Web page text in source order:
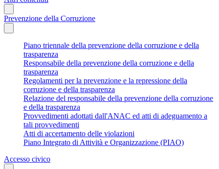
Prevenzione della Corruzione
Piano triennale della prevenzione della corruzione e della
trasparenza
Responsabile della prevenzione della corruzione e della
trasparenza
Regolamenti per la prevenzione e la repressione della
corruzione e della trasparenza
Relazione del responsabile della prevenzione della corruzione
e della trasparenza
Provvedimenti adottati dall'ANAC ed atti di adeguamento a
tali provvedimenti
Atti di accertamento delle violazioni
Piano Integrato di Attività e Organizzazione (PIAO)
Accesso civico